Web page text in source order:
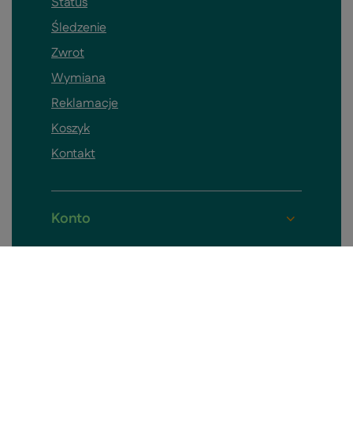
Śledzenie
Zwrot
Wymiana
Reklamacje
Koszyk
Kontakt
Konto